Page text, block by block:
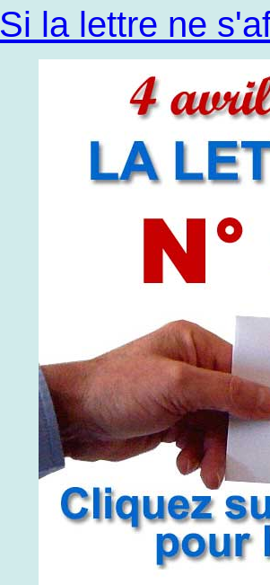
Si la lettre ne